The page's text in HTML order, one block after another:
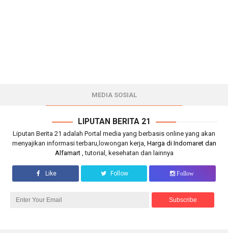
MEDIA SOSIAL
LIPUTAN BERITA 21
Liputan Berita 21 adalah Portal media yang berbasis online yang akan
menyajikan informasi terbaru,lowongan kerja, Harga di Indomaret dan
Alfamart , tutorial, kesehatan dan lainnya
Like Follow Follow